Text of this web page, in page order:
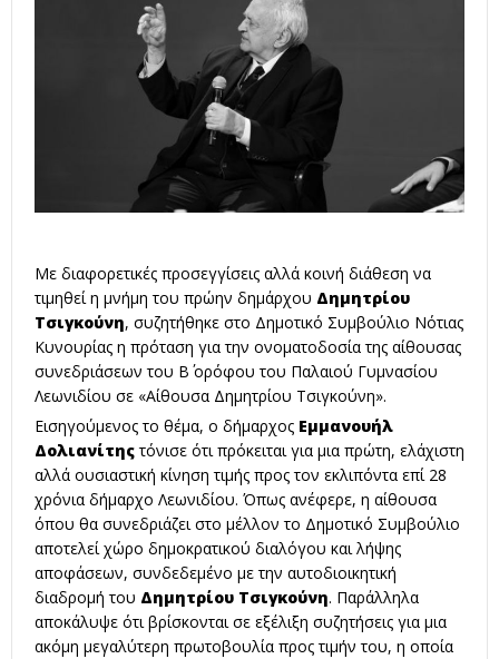
Με διαφορετικές προσεγγίσεις αλλά κοινή διάθεση να
τιμηθεί η μνήμη του πρώην δημάρχου Δημητρίου
Τσιγκούνη, συζητήθηκε στο Δημοτικό Συμβούλιο Νότιας
Κυνουρίας η πρόταση για την ονοματοδοσία της αίθουσας
συνεδριάσεων του Β΄ ορόφου του Παλαιού Γυμνασίου
Λεωνιδίου σε «Αίθουσα Δημητρίου Τσιγκούνη».
Εισηγούμενος το θέμα, ο δήμαρχος Εμμανουήλ
Δολιανίτηςτόνισε ότι πρόκειται για μια πρώτη, ελάχιστη
αλλά ουσιαστική κίνηση τιμής προς τον εκλιπόντα επί 28
χρόνια δήμαρχο Λεωνιδίου. Όπως ανέφερε, η αίθουσα
όπου θα συνεδριάζει στο μέλλον το Δημοτικό Συμβούλιο
αποτελεί χώρο δημοκρατικού διαλόγου και λήψης
αποφάσεων, συνδεδεμένο με την αυτοδιοικητική
διαδρομή του Δημητρίου Τσιγκούνη. Παράλληλα
αποκάλυψε ότι βρίσκονται σε εξέλιξη συζητήσεις για μια
ακόμη μεγαλύτερη πρωτοβουλία προς τιμήν του, η οποία